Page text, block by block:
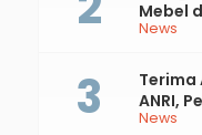
News
Mebel
Api
News
Terima
ANRI,